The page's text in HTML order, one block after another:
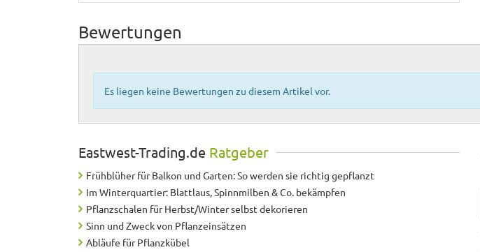
Bewertungen
Es liegen keine Bewertungen zu diesem Artikel vor.
Eastwest-Trading.de Ratgeber
Frühblüher für Balkon und Garten: So werden sie richtig gepflanzt
Im Winterquartier: Blattlaus, Spinnmilben & Co. bekämpfen
Pflanzschalen für Herbst/Winter selbst dekorieren
Sinn und Zweck von Pflanzeinsätzen
Abläufe für Pflanzkübel